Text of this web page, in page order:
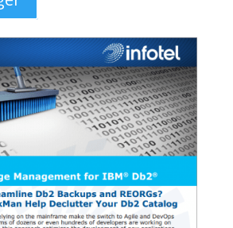
: DB/IQ Eclipse
Eclipse est entièrement
et s’adapte aux normes de
les développements effectués en